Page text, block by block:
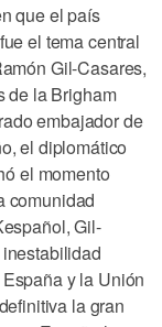
que el país
el tema central
Gil-Casares,
de la Brigham
embajador de
el diplomático
el momento
comunidad
Gil-
y la Unión
la gran